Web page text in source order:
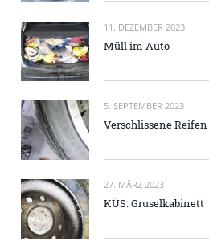
11. DEZEMBER 2023
Müll im Auto
5. SEPTEMBER 2023
Verschlissene Reifen
27. MÄRZ 2023
KÜS: Gruselkabinett